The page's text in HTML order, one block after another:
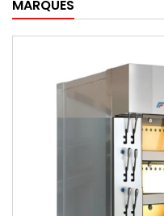
MARQUES